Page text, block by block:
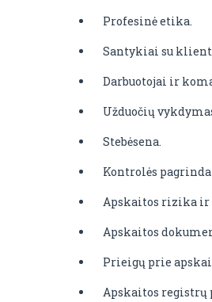
Profesinė etika.
Santykiai su
Darbuotojai ir
Užduočių
Stebėsena.
Kontrolės
Apskaitos rizika ir
Apskaitos
Prieigų prie
Apskaitos